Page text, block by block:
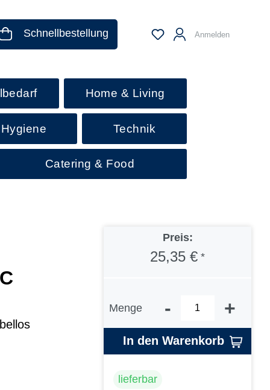
Schnellbestellung Anmelden
Home & Living
Technik
Catering & Food
Preis:
25,35 € *
Menge - +
In den Warenkorb
lieferbar